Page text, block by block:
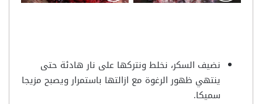
نضيف السكر، نخلط ونتركها على نار هادئة حتى
ينتهي ظهور الرغوة مع ازالتها باستمرار ويصبح مزيجا
سميكا.